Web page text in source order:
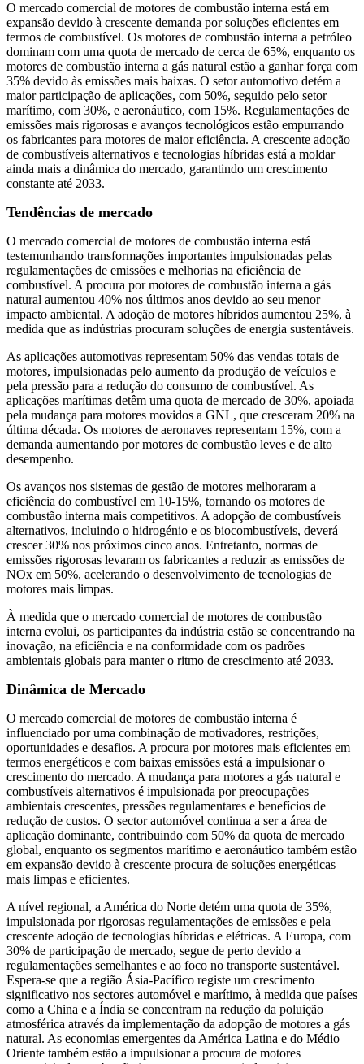
O mercado comercial de motores de combustão interna está em
expansão devido à crescente demanda por soluções eficientes em
termos de combustível. Os motores de combustão interna a petróleo
dominam com uma quota de mercado de cerca de 65%, enquanto os
motores de combustão interna a gás natural estão a ganhar força com
35% devido às emissões mais baixas. O setor automotivo detém a
maior participação de aplicações, com 50%, seguido pelo setor
marítimo, com 30%, e aeronáutico, com 15%. Regulamentações de
emissões mais rigorosas e avanços tecnológicos estão empurrando
os fabricantes para motores de maior eficiência. A crescente adoção
de combustíveis alternativos e tecnologias híbridas está a moldar
ainda mais a dinâmica do mercado, garantindo um crescimento
constante até 2033.
Tendências de mercado
O mercado comercial de motores de combustão interna está
testemunhando transformações importantes impulsionadas pelas
regulamentações de emissões e melhorias na eficiência de
combustível. A procura por motores de combustão interna a gás
natural aumentou 40% nos últimos anos devido ao seu menor
impacto ambiental. A adoção de motores híbridos aumentou 25%, à
medida que as indústrias procuram soluções de energia sustentáveis.
As aplicações automotivas representam 50% das vendas totais de
motores, impulsionadas pelo aumento da produção de veículos e
pela pressão para a redução do consumo de combustível. As
aplicações marítimas detêm uma quota de mercado de 30%, apoiada
pela mudança para motores movidos a GNL, que cresceram 20% na
última década. Os motores de aeronaves representam 15%, com a
demanda aumentando por motores de combustão leves e de alto
desempenho.
Os avanços nos sistemas de gestão de motores melhoraram a
eficiência do combustível em 10-15%, tornando os motores de
combustão interna mais competitivos. A adopção de combustíveis
alternativos, incluindo o hidrogénio e os biocombustíveis, deverá
crescer 30% nos próximos cinco anos. Entretanto, normas de
emissões rigorosas levaram os fabricantes a reduzir as emissões de
NOx em 50%, acelerando o desenvolvimento de tecnologias de
motores mais limpas.
À medida que o mercado comercial de motores de combustão
interna evolui, os participantes da indústria estão se concentrando na
inovação, na eficiência e na conformidade com os padrões
ambientais globais para manter o ritmo de crescimento até 2033.
Dinâmica de Mercado
O mercado comercial de motores de combustão interna é
influenciado por uma combinação de motivadores, restrições,
oportunidades e desafios. A procura por motores mais eficientes em
termos energéticos e com baixas emissões está a impulsionar o
crescimento do mercado. A mudança para motores a gás natural e
combustíveis alternativos é impulsionada por preocupações
ambientais crescentes, pressões regulamentares e benefícios de
redução de custos. O sector automóvel continua a ser a área de
aplicação dominante, contribuindo com 50% da quota de mercado
global, enquanto os segmentos marítimo e aeronáutico também estão
em expansão devido à crescente procura de soluções energéticas
mais limpas e eficientes.
A nível regional, a América do Norte detém uma quota de 35%,
impulsionada por rigorosas regulamentações de emissões e pela
crescente adoção de tecnologias híbridas e elétricas. A Europa, com
30% de participação de mercado, segue de perto devido a
regulamentações semelhantes e ao foco no transporte sustentável.
Espera-se que a região Ásia-Pacífico registe um crescimento
significativo nos sectores automóvel e marítimo, à medida que países
como a China e a Índia se concentram na redução da poluição
atmosférica através da implementação da adopção de motores a gás
natural. As economias emergentes da América Latina e do Médio
Oriente também estão a impulsionar a procura de motores